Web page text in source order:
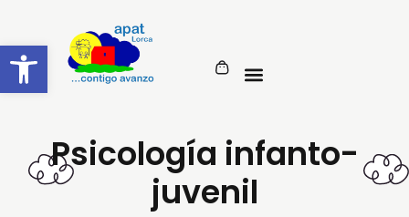
Abrir barra de herramientas
contenido
Psicología infanto-
juvenil